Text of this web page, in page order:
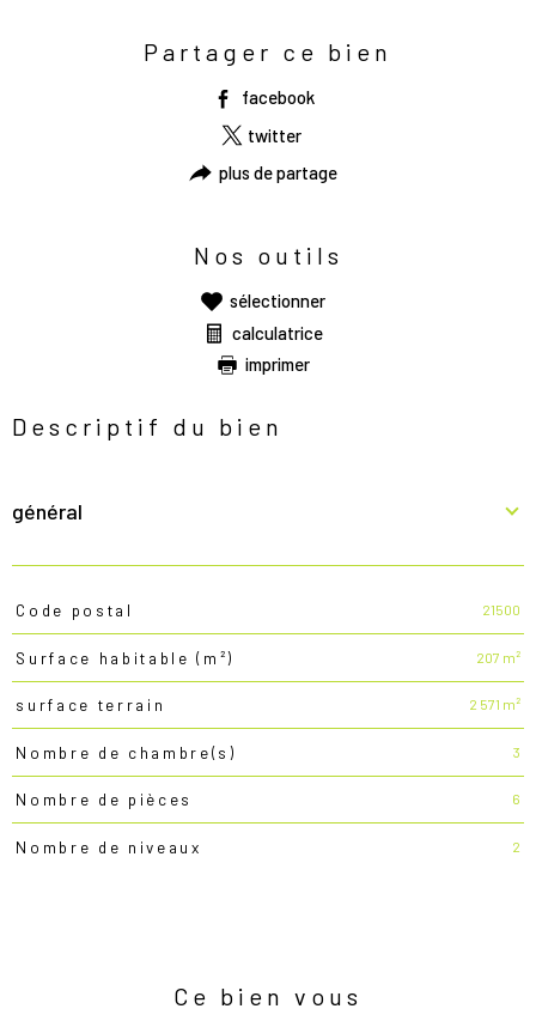
Partager ce bien
facebook
twitter
plus de partage
Nos outils
sélectionner
calculatrice
imprimer
Descriptif du bien
général
TRAD_PAMPERO_Caracteristique
Code postal 21500
Surface habitable (m²) 207 m²
surface terrain 2 571 m²
Nombre de chambre(s) 3
Nombre de pièces 6
Nombre de niveaux 2
Ce bien vous